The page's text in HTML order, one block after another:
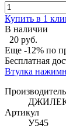
Купить в 1
В наличии
20 руб.
Еще -12% по
Бесплатная
Втулка
Производитель
Артикул
У545